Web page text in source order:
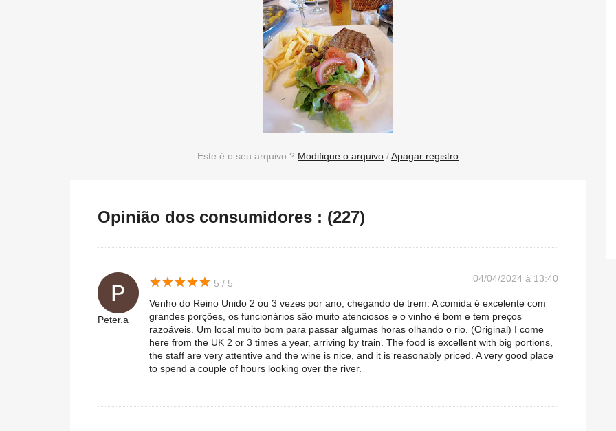
Este é o seu arquivo ? Modifique o arquivo /Apagar registro
Opinião dos consumidores : (227)
Peter.a
★★★★★
★★★★★ 5 / 5 04/04/2024 à 13:40
Venho do Reino Unido 2 ou 3 vezes por ano, chegando de trem. A comida é excelente com
grandes porções, os funcionários são muito atenciosos e o vinho é bom e tem preços
razoáveis. Um local muito bom para passar algumas horas olhando o rio. (Original) I come
here from the UK 2 or 3 times a year, arriving by train. The food is excellent with big portions,
the staff are very attentive and the wine is nice, and it is reasonably priced. A very good place
to spend a couple of hours looking over the river.